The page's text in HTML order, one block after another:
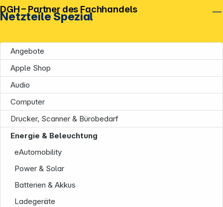
Netzteile Spezial
Angebote
Apple Shop
Audio
Computer
Drucker, Scanner & Bürobedarf
Energie & Beleuchtung
eAutomobility
Power & Solar
Batterien & Akkus
Ladegeräte
DGH – Partner des Fachhandels